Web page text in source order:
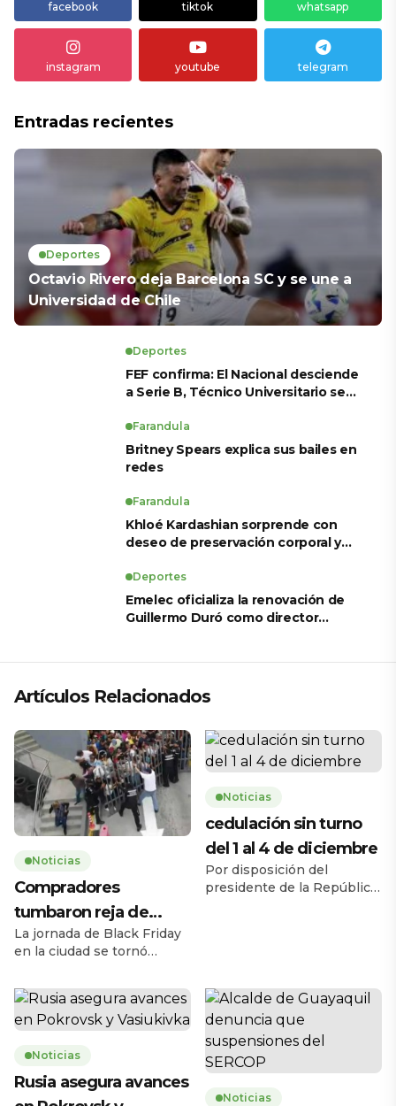
facebook tiktok whatsapp
instagram youtube telegram
Entradas recientes
Deportes
Octavio Rivero deja Barcelona SC y se une a
Universidad de Chile
Deportes
FEF confirma: El Nacional desciende
a Serie B, Técnico Universitario se
para LigaPro 2026
Farandula
Britney Spears explica sus bailes en
redes
Farandula
Khloé Kardashian sorprende con
deseo de preservación corporal y
Deportes
Emelec oficializa la renovación de
Guillermo Duró como director
Artículos Relacionados
Noticias
Compradores
tumbaron reja de
supermercado
La jornada de Black Friday
en la ciudad se tornó
jueves 27 de noviembre,
cuando una multitud de
personas tumbó la reja de
en la avenida Carlos Julio
Arosemena, en el norte de
la ciudad. El hecho ocurrió
Noticias
cedulación sin turno
del 1 al 4 de diciembre
Por disposición del
presidente de la República,
diciembre de 2025, en
horario de 08h00 a 17h00,
en 193 agencias a escala
nacional. La medida busca
ampliar la capacidad
Noticias
Rusia asegura avances
Noticias